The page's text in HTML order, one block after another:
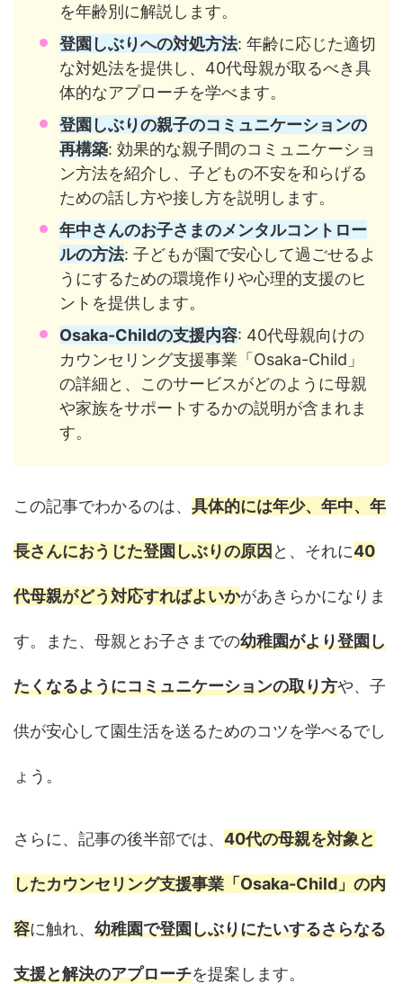
を年齢別に解説します。
登園しぶりへの対処方法: 年齢に応じた適切
な対処法を提供し、40代母親が取るべき具
体的なアプローチを学べます。
登園しぶりの親子のコミュニケーションの
再構築: 効果的な親子間のコミュニケーショ
ン方法を紹介し、子どもの不安を和らげる
ための話し方や接し方を説明します。
年中さんのお子さまのメンタルコントロー
ルの方法: 子どもが園で安心して過ごせるよ
うにするための環境作りや心理的支援のヒ
ントを提供します。
Osaka-Childの支援内容: 40代母親向けの
カウンセリング支援事業「Osaka-Child」
の詳細と、このサービスがどのように母親
や家族をサポートするかの説明が含まれま
す。
この記事でわかるのは、 具体的には年少、年中、年
長さんにおうじた登園しぶりの原因 と、それに40
代母親がどう対応すればよいかがあきらかになりま
す。また、母親とお子さまでの幼稚園がより登園し
たくなるようにコミュニケーションの取り方や、子
供が安心して園生活を送るためのコツを学べるでし
ょう。
さらに、記事の後半部では、 40代の母親を対象と
したカウンセリング支援事業「Osaka-Child」の内
容に触れ、 幼稚園で登園しぶりにたいするさらなる
支援と解決のアプローチを提案します。